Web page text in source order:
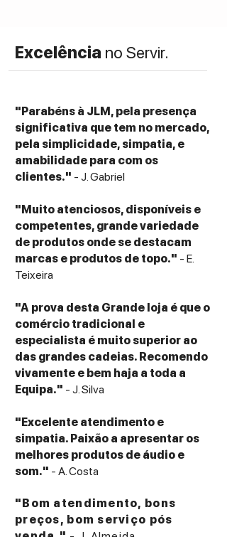
Excelência no Servir.
"Parabéns à JLM, pela presença
significativa que tem no mercado,
pela simplicidade, simpatia, e
amabilidade para com os
clientes." - J. Gabriel
"Muito atenciosos, disponíveis e
competentes, grande variedade
de produtos onde se destacam
marcas e produtos de topo." - E.
Teixeira
"A prova desta Grande loja é que o
comércio tradicional e
especialista é muito superior ao
das grandes cadeias. Recomendo
vivamente e bem haja a toda a
Equipa." - J. Silva
"Excelente atendimento e
simpatia. Paixão a apresentar os
melhores produtos de áudio e
som." - A. Costa
"Bom atendimento, bons
preços, bom serviço pós